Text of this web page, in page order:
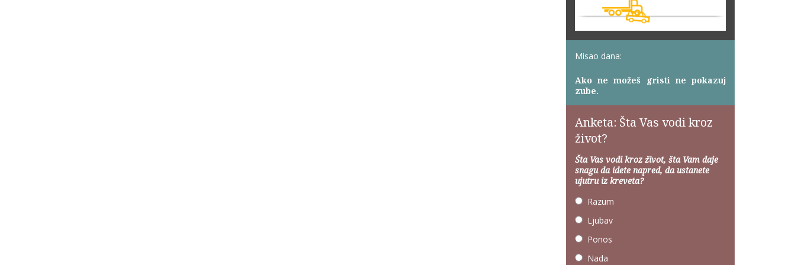
Misao dana:
Ako ne možeš gristi ne pokazuj
zube.
Anketa: Šta Vas vodi kroz
život?
Šta Vas vodi kroz život, šta Vam daje
snagu da idete napred, da ustanete
ujutru iz kreveta?
Razum
Ljubav
Ponos
Nada